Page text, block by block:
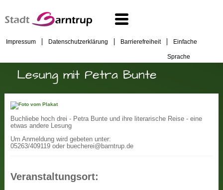
Impressum Datenschutzerklärung Barrierefreiheit Einfache
Sprache
Lesung mit Petra Bunte
Buchliebe hoch drei - Petra Bunte und ihre literarische Reise - eine
etwas andere Lesung
Um Anmeldung wird gebeten unter:
05263/409119 oder buecherei@barntrup.de
Veranstaltungsort: